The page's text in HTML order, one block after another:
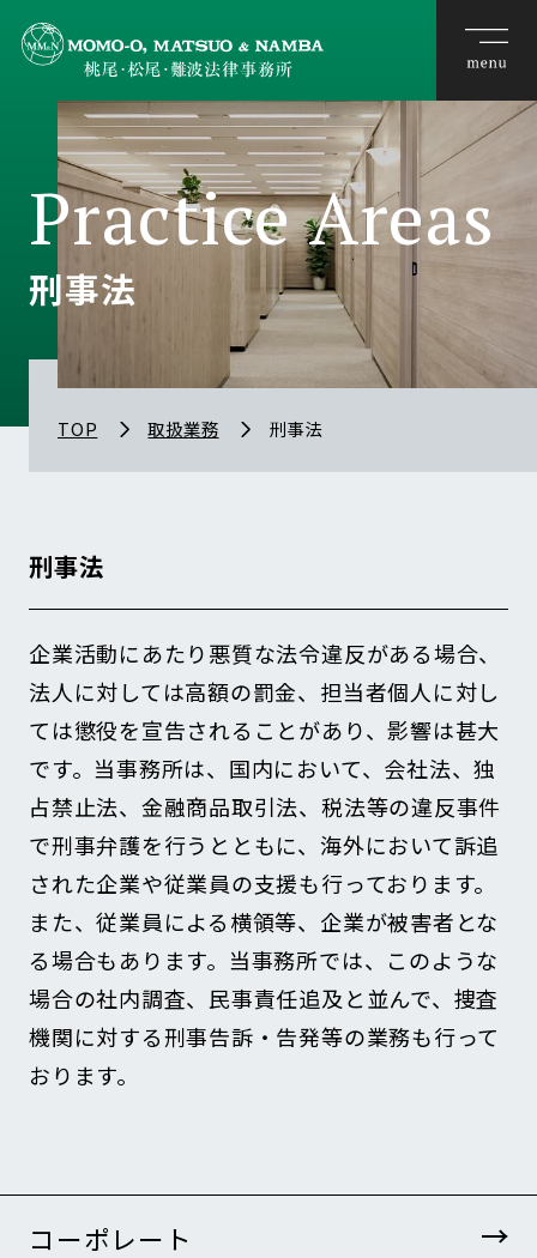
Practice Areas
刑事法
TOP 取扱業務 刑事法
刑事法
企業活動にあたり悪質な法令違反がある場合、
法人に対しては高額の罰金、担当者個人に対し
ては懲役を宣告されることがあり、影響は甚大
です。当事務所は、国内において、会社法、独
占禁止法、金融商品取引法、税法等の違反事件
で刑事弁護を行うとともに、海外において訴追
された企業や従業員の支援も行っております。
また、従業員による横領等、企業が被害者とな
る場合もあります。当事務所では、このような
場合の社内調査、民事責任追及と並んで、捜査
機関に対する刑事告訴・告発等の業務も行って
おります。
コーポレート